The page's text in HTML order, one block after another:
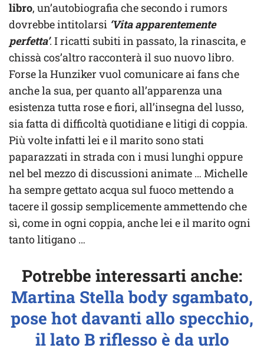
libro, un’autobiografia che secondo i rumors
dovrebbe intitolarsi ‘Vita apparentemente
perfetta’. I ricatti subiti in passato, la rinascita, e
chissà cos’altro racconterà il suo nuovo libro.
Forse la Hunziker vuol comunicare ai fans che
anche la sua, per quanto all’apparenza una
esistenza tutta rose e fiori, all’insegna del lusso,
sia fatta di difficoltà quotidiane e litigi di coppia.
Più volte infatti lei e il marito sono stati
paparazzati in strada con i musi lunghi oppure
nel bel mezzo di discussioni animate … Michelle
ha sempre gettato acqua sul fuoco mettendo a
tacere il gossip semplicemente ammettendo che
sì, come in ogni coppia, anche lei e il marito ogni
tanto litigano …
Potrebbe interessarti anche:
Martina Stella body sgambato,
pose hot davanti allo specchio,
il lato B riflesso è da urlo